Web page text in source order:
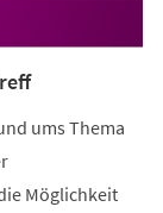
ums Thema
Möglichkeit